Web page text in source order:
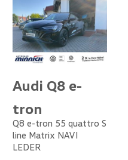
Audi Q8 e-
tron
Q8 e-tron 55 quattro S
line Matrix NAVI
LEDER